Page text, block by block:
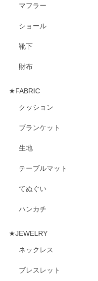
マフラー
ショール
靴下
財布
★FABRIC
クッション
ブランケット
生地
テーブルマット
てぬぐい
ハンカチ
★JEWELRY
ネックレス
ブレスレット